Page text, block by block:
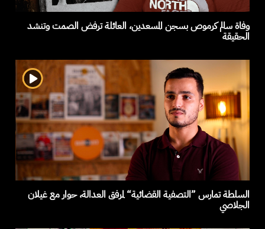
وفاة سالم كرموص بسجن المسعدين، العائلة ترفض الصمت وتنشد
الحقيقة
السلطة تمارس ”التصفية القضائية“ لمرفق العدالة، حوار مع غيلان
الجلاصي